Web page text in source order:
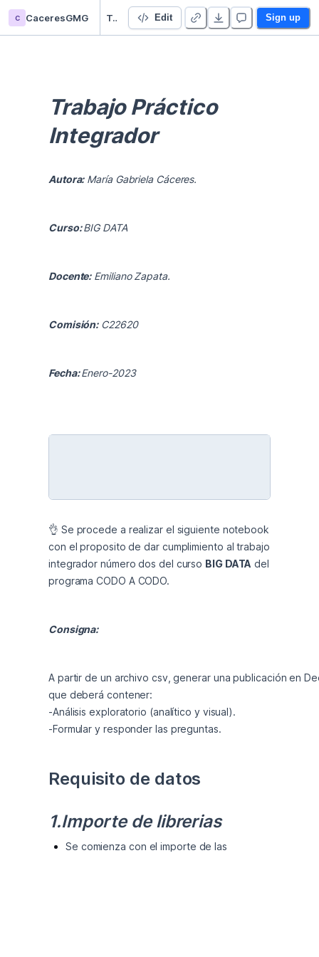
c CaceresGMG Trabajo Práctico N2-María Cáceres Edit Sign up
Trabajo Práctico
Integrador
Autora: María Gabriela Cáceres.
Curso: BIG DATA
Docente: Emiliano Zapata.
Comisión: C22620
Fecha: Enero-2023
👌 Se procede a realizar el siguiente notebook
con el proposito de dar cumplimiento al trabajo
integrador número dos del curso BIG DATA del
programa CODO A CODO.
Consigna:
A partir de un archivo csv, generar una publicación en
que deberá contener:
-Análisis exploratorio (analítico y visual).
Requisito de datos
1.Importe de librerias
Se comienza con el importe de las